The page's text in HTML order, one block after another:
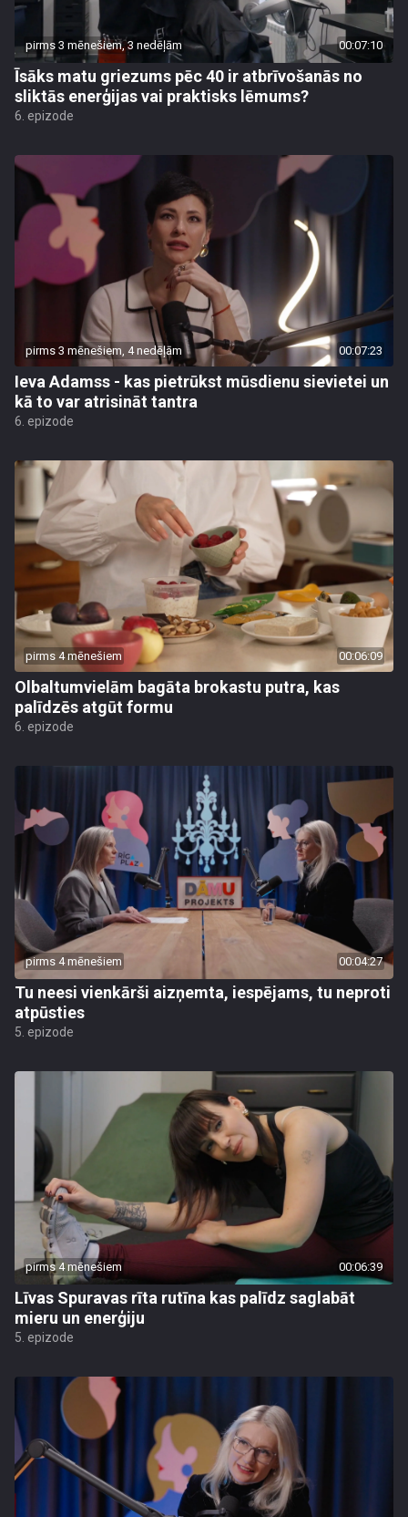
pirms 3 mēnešiem, 3 nedēļām 00:07:10
Īsāks matu griezums pēc 40 ir atbrīvošanās no
sliktās enerģijas vai praktisks lēmums?
6. epizode
pirms 3 mēnešiem, 4 nedēļām 00:07:23
Ieva Adamss - kas pietrūkst mūsdienu sievietei un
kā to var atrisināt tantra
6. epizode
pirms 4 mēnešiem 00:06:09
Olbaltumvielām bagāta brokastu putra, kas
palīdzēs atgūt formu
6. epizode
pirms 4 mēnešiem 00:04:27
Tu neesi vienkārši aizņemta, iespējams, tu neproti
atpūsties
5. epizode
pirms 4 mēnešiem 00:06:39
Līvas Spuravas rīta rutīna kas palīdz saglabāt
mieru un enerģiju
5. epizode